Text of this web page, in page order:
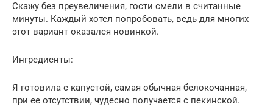
Скажу без преувеличения, гости смели в считанные
минуты. Каждый хотел попробовать, ведь для многих
этот вариант оказался новинкой.
Ингредиенты:
Я готовила с капустой, самая обычная белокочанная,
при ее отсутствии, чудесно получается с пекинской.